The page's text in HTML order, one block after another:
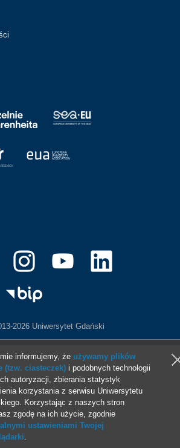
2026 Uniwersytet Gdański
informujemy, że używamy plików
(tzw. ciasteczek) i podobnych technologii
autoryzacji, zbierania statystyk
korzystania z serwisu Uniwersytetu
Korzystając z naszych stron
zgodę na ich użycie, zgodnie
ustawieniami Twojej
.